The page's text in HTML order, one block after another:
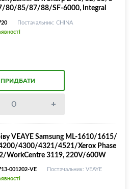
85/87/88/SF-6000, Integral
Постачальник: CHINA
ПРИДБАТИ
VEAYE Samsung ML-1610/1615/
4300/4321/4521/Xerox Phase
WorkCentre 3119, 220V/600W
001202-VE
Постачальник: VEAYE